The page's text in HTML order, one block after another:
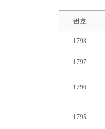
번호
1798
1797
1796
1795